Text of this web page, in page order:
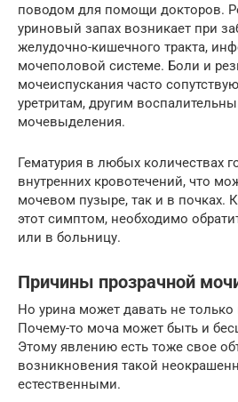
поводом для помощи докторов.
уриновый запах возникает при
желудочно-кишечного тракта,
мочеполовой системе. Боли и
мочеиспускания часто
уретритам, другим
мочевыделения.
Гематурия в любых количествах
внутренних кровотечений, что
мочевом пузыре, так и в почках.
этот симптом, необходимо
или в больницу.
Причины прозрачной
Но урина может давать не
Почему-то моча может быть и
Этому явлению есть тоже свое
возникновения такой
естественными.